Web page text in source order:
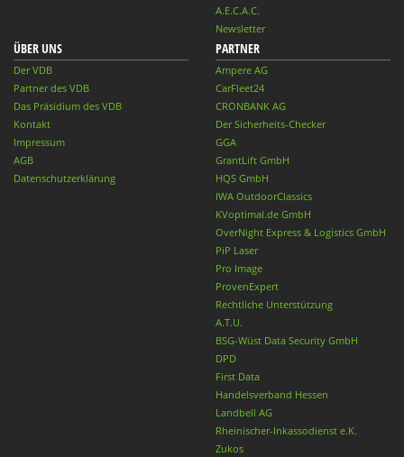
A.E.C.A.C.
Newsletter
ÜBER UNS
Der VDB
Partner des VDB
Das Präsidium des VDB
Kontakt
Impressum
AGB
Datenschutzerklärung
PARTNER
Ampere AG
CarFleet24
CRONBANK AG
Der Sicherheits-Checker
GGA
GrantLift GmbH
HQS GmbH
IWA OutdoorClassics
KVoptimal.de GmbH
OverNight Express & Logistics GmbH
PiP Laser
Pro Image
ProvenExpert
Rechtliche Unterstützung
A.T.U.
BSG-Wüst Data Security GmbH
DPD
First Data
Handelsverband Hessen
Landbell AG
Rheinischer-Inkassodienst e.K.
Zukos